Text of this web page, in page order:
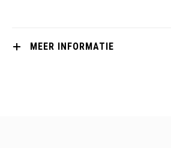
MEER INFORMATIE